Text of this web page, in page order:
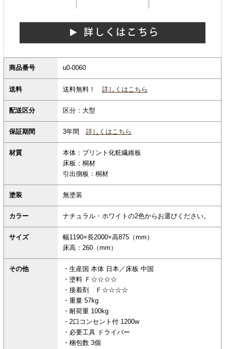
商品番号 u0-0060
送料 送料無料！ 詳しくはこちら
配送区分 区分：大型
保証期間 3年間 詳しくはこちら
材質
本体：プリント化粧繊維板
床板：桐材
引出側板：桐材
塗装 無塗装
カラー ナチュラル・ホワイトの2色からお選びください。
サイズ
幅1190×長2000×高875（mm）
床高：260（mm）
その他
・生産国 本体 日本／床板 中国
・塗料 Ｆ☆☆☆☆
・接着剤 Ｆ☆☆☆☆
・重量 57kg
・耐荷重 100kg
・2口コンセント付 1200w
・必要工具 ドライバー
・梱包数 3個